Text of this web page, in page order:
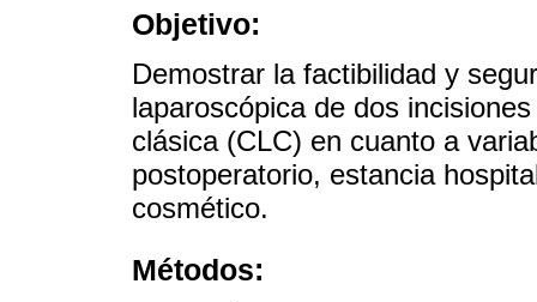
Objetivo:
Demostrar la factibilidad y
laparoscópica de dos
clásica (CLC) en cuanto a
postoperatorio, estancia
cosmético.
Métodos: